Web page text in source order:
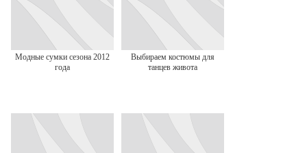
Модные сумки сезона 2012
года
Выбираем костюмы для
танцев живота